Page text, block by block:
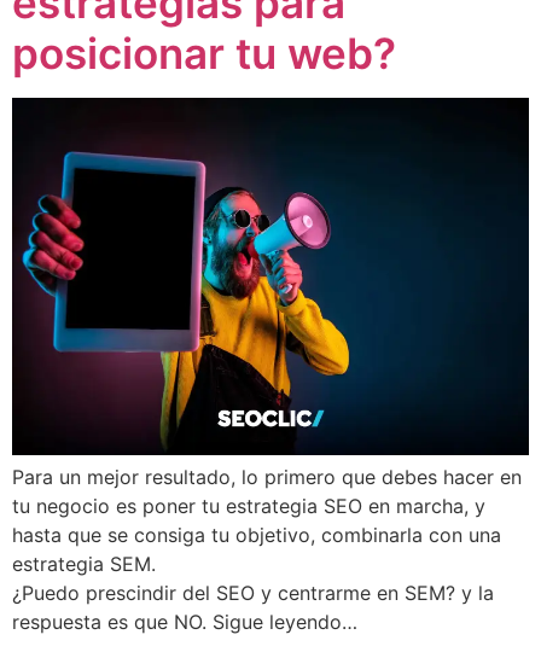
posicionar tu web?
Para un mejor resultado, lo primero que debes hacer en
tu negocio es poner tu estrategia SEO en marcha, y
hasta que se consiga tu objetivo, combinarla con una
estrategia SEM.
¿Puedo prescindir del SEO y centrarme en SEM? y la
respuesta es que NO. Sigue leyendo…